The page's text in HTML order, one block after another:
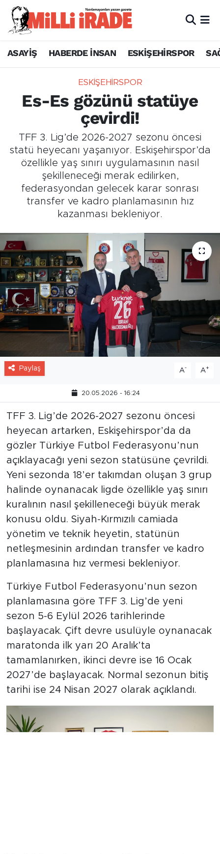
ASAYİŞ HABERDE İNSAN ESKİŞEHİRSPOR
ESKİŞEHİRSPOR
Es-Es gözünü statüye
çevirdi!
TFF 3. Lig’de 2026-2027 sezonu öncesi
statü heyecanı yaşanıyor. Eskişehirspor’da
özellikle yaş sınırı uygulamasının nasıl
şekilleneceği merak edilirken,
federasyondan gelecek karar sonrası
transfer ve kadro planlamasının hız
kazanması bekleniyor.
Paylaş A- A+
20.05.2026 - 16:24
TFF 3. Lig’de 2026-2027 sezonu öncesi
heyecan artarken, Eskişehirspor’da da
gözler Türkiye Futbol Federasyonu’nun
açıklayacağı yeni sezon statüsüne çevrildi.
Yeni sezonda 18’er takımdan oluşan 3 grup
halinde oynanacak ligde özellikle yaş sınırı
kuralının nasıl şekilleneceği büyük merak
konusu oldu. Siyah-Kırmızılı camiada
yönetim ve teknik heyetin, statünün
netleşmesinin ardından transfer ve kadro
planlamasına hız vermesi bekleniyor.
Türkiye Futbol Federasyonu’nun sezon
planlamasına göre TFF 3. Lig’de yeni
sezon 5-6 Eylül 2026 tarihlerinde
başlayacak. Çift devre usulüyle oynanacak
maratonda ilk yarı 20 Aralık’ta
tamamlanırken, ikinci devre ise 16 Ocak
2027’de başlayacak. Normal sezonun bitiş
tarihi ise 24 Nisan 2027 olarak açıklandı.